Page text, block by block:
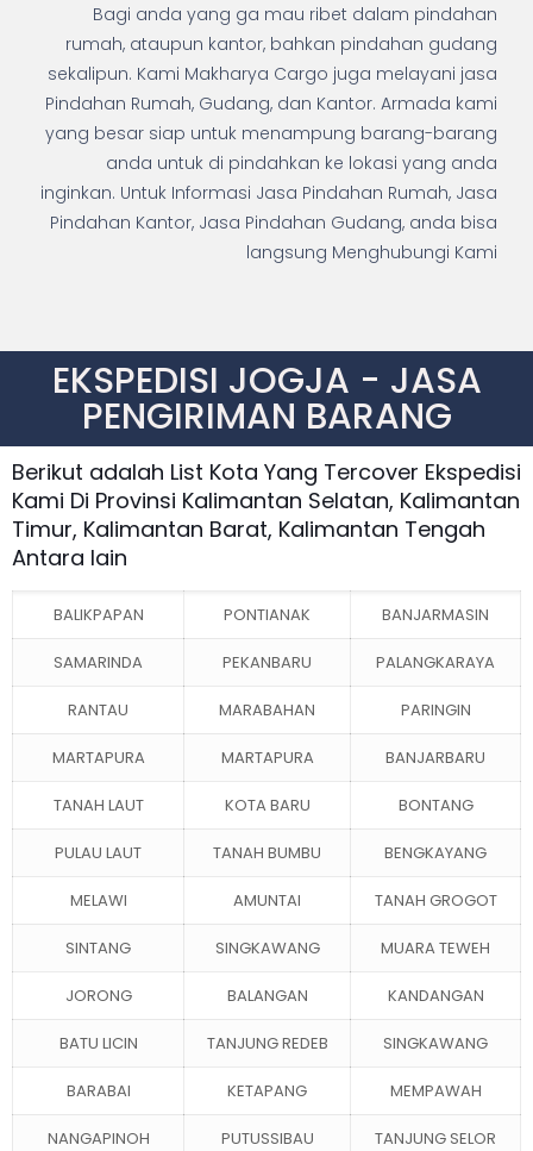
Bagi anda yang ga mau ribet dalam pindahan
rumah, ataupun kantor, bahkan pindahan gudang
sekalipun. Kami Makharya Cargo juga melayani jasa
Pindahan Rumah, Gudang, dan Kantor. Armada kami
yang besar siap untuk menampung barang-barang
anda untuk di pindahkan ke lokasi yang anda
inginkan. Untuk Informasi Jasa Pindahan Rumah, Jasa
Pindahan Kantor, Jasa Pindahan Gudang, anda bisa
langsung Menghubungi Kami
EKSPEDISI JOGJA - JASA
PENGIRIMAN BARANG
Berikut adalah List Kota Yang Tercover Ekspedisi
Kami Di Provinsi Kalimantan Selatan, Kalimantan
Timur, Kalimantan Barat, Kalimantan Tengah
Antara lain
BALIKPAPAN PONTIANAK BANJARMASIN
SAMARINDA PEKANBARU PALANGKARAYA
RANTAU MARABAHAN PARINGIN
MARTAPURA MARTAPURA BANJARBARU
TANAH LAUT KOTA BARU BONTANG
PULAU LAUT TANAH BUMBU BENGKAYANG
MELAWI AMUNTAI TANAH GROGOT
SINTANG SINGKAWANG MUARA TEWEH
JORONG BALANGAN KANDANGAN
BATU LICIN TANJUNG REDEB SINGKAWANG
BARABAI KETAPANG MEMPAWAH
NANGAPINOH PUTUSSIBAU TANJUNG SELOR